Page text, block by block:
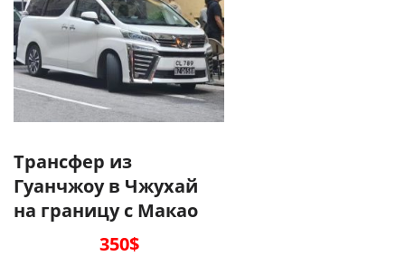
Трансфер из
Гуанчжоу в Чжухай
на границу с Макао
350$